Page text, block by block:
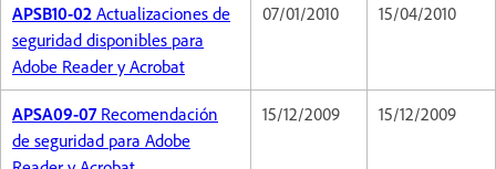
APSB10-02 Actualizaciones de
seguridad disponibles para
Adobe Reader y Acrobat
07/01/2010 15/04/2010
APSA09-07Recomendación
de seguridad para Adobe
15/12/2009 15/12/2009